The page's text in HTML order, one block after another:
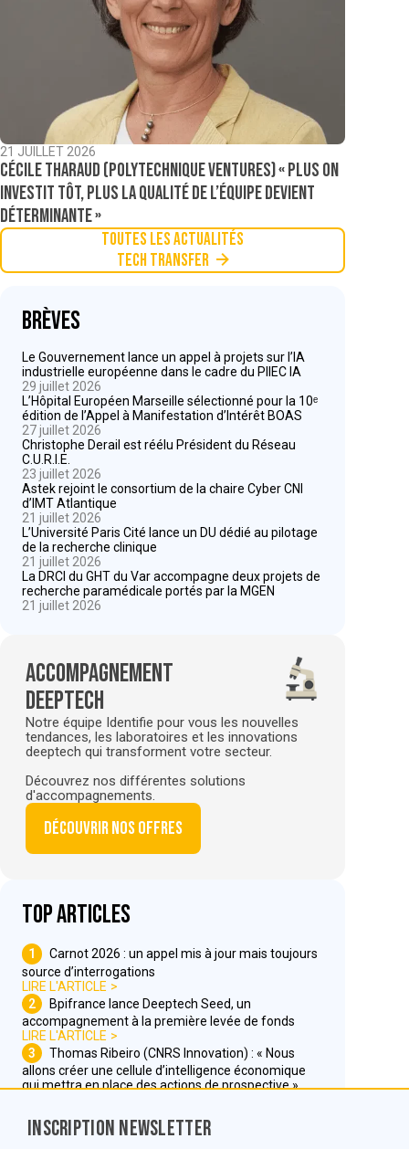
21 JUILLET 2026
Cécile Tharaud (Polytechnique Ventures) « Plus on
investit tôt, plus la qualité de l’équipe devient
déterminante »
Toutes les actualités
Tech Transfer
Brèves
Le Gouvernement lance un appel à projets sur l’IA
industrielle européenne dans le cadre du PIIEC IA
29 juillet 2026
L’Hôpital Européen Marseille sélectionné pour la 10ᵉ
édition de l’Appel à Manifestation d’Intérêt BOAS
27 juillet 2026
Christophe Derail est réélu Président du Réseau
C.U.R.I.E.
23 juillet 2026
Astek rejoint le consortium de la chaire Cyber CNI
d’IMT Atlantique
21 juillet 2026
L’Université Paris Cité lance un DU dédié au pilotage
de la recherche clinique
21 juillet 2026
La DRCI du GHT du Var accompagne deux projets de
recherche paramédicale portés par la MGEN
21 juillet 2026
Accompagnement
deeptech
Notre équipe Identifie pour vous les nouvelles
tendances, les laboratoires et les innovations
deeptech qui transforment votre secteur.
Découvrez nos différentes solutions
d'accompagnements.
Découvrir nos offres
Top articles
1
Carnot 2026 : un appel mis à jour mais toujours
source d’interrogations
LIRE L'ARTICLE
2
Bpifrance lance Deeptech Seed, un
accompagnement à la première levée de fonds
LIRE L'ARTICLE
3
Thomas Ribeiro (CNRS Innovation) : « Nous
allons créer une cellule d’intelligence économique
qui mettra en place des actions de prospective »
Inscription Newsletter